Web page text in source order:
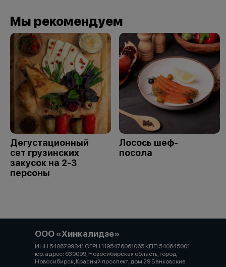
Мы рекомендуем
Дегустационный
сет грузинских
закусок на 2-3
персоны
Лосось шеф-
посола
ООО «Хинкалидзе»
ИНН 5406799841 ОГРН 1195476061065 КПП 540645001
юр. адрес: 630099, Новосибирская область, город
Новосибирск, Красный проспект, дом 29 Банковские